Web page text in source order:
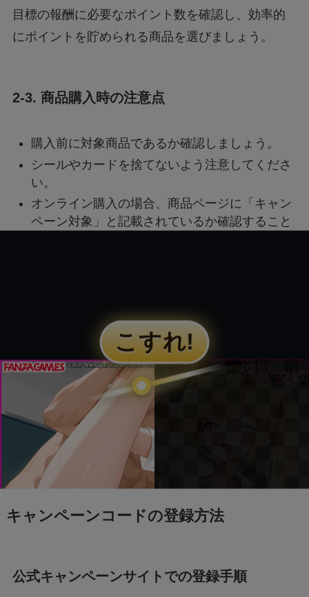
目標の報酬に必要なポイント数を確認し、効率的
にポイントを貯められる商品を選びましょう。
2-3. 商品購入時の注意点
購入前に対象商品であるか確認しましょう。
シールやカードを捨てないよう注意してくださ
い。
オンライン購入の場合、商品ページに「キャン
ペーン対象」と記載されているか確認すること
キャンペーンコードの登録方法
公式キャンペーンサイトでの登録手順